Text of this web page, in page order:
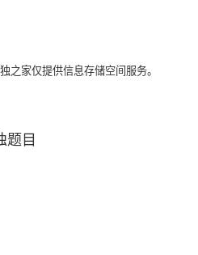
之家仅提供信息存储空间服务。
题目